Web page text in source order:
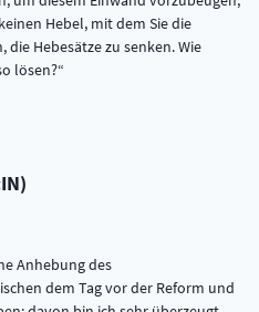
Hebel, mit dem Sie die
Hebesätze zu senken. Wie
lösen?
)
Anhebung des
dem Tag vor der Reform und